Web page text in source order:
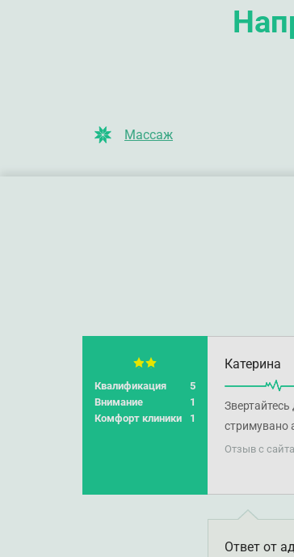
Массаж
Квалификация
5
Внимание
1
Комфорт клиники
1
Катерина
стримувано
оскільки
Отзыв с
Ответ от